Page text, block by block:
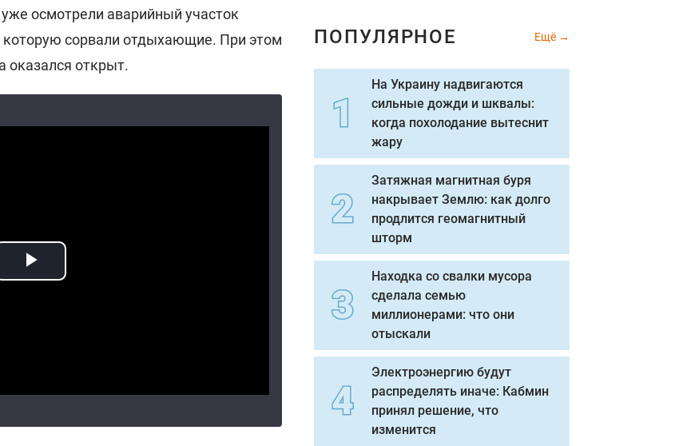
осмотрели аварийный участок
которую сорвали отдыхающие. При этом
оказался открыт.
ПОПУЛЯРНОЕ Ещё
На Украину надвигаются
сильные дожди и шквалы:
когда похолодание вытеснит
жару
Затяжная магнитная буря
накрывает Землю: как долго
продлится геомагнитный
шторм
Находка со свалки мусора
сделала семью
миллионерами: что они
отыскали
Электроэнергию будут
распределять иначе: Кабмин
принял решение, что
изменится